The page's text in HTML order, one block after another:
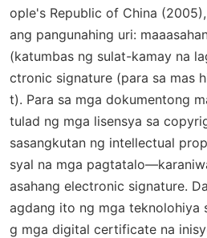
ople's Republic of China
ang pangunahing uri:
(katumbas ng sulat-kamay na
ctronic signature (para sa mas
t). Para sa mga dokumentong
tulad ng mga lisensya sa
sasangkutan ng intellectual
syal na mga
asahang electronic signature.
agdang ito ng mga teknolohiya
g mga digital certificate na